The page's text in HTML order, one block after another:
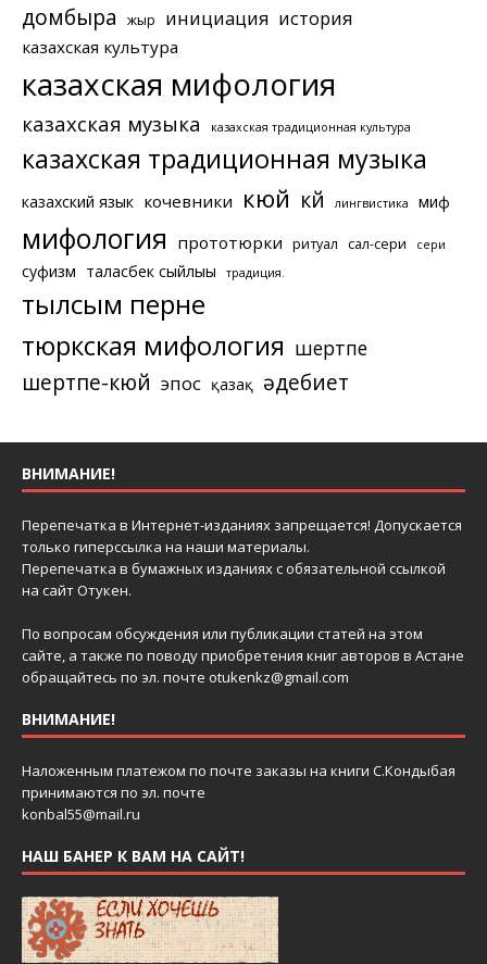
домбыра жыр инициация история
казахская культура
казахская мифология
казахская музыка казахская традиционная культура
казахская традиционная музыка
казахский язык кочевники кюй күй лингвистика миф
мифология прототюрки ритуал сал-сери сери
суфизм таласбек сыйлығы традиция.
тылсым перне
тюркская мифология шертпе
шертпе-кюй эпос қазақ әдебиет
ВНИМАНИЕ!
Перепечатка в Интернет-изданиях запрещается! Допускается
только гиперссылка на наши материалы.
Перепечатка в бумажных изданиях с обязательной ссылкой
на сайт Отукен.
По вопросам обсуждения или публикации статей на этом
сайте, а также по поводу приобретения книг авторов в Астане
обращайтесь по эл. почте otukenkz@gmail.com
ВНИМАНИЕ!
Наложенным платежом по почте заказы на книги С.Кондыбая
принимаются по эл. почте
konbal55@mail.ru
НАШ БАНЕР К ВАМ НА САЙТ!